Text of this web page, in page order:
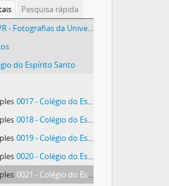
Pesquisa rápida
da Universidade de Évora
do Espírito Santo
0017 - Colégio do Espírito Santo, espaços exteriores
0018 - Colégio do Espírito Santo, espaços exteriores
0019 - Colégio do Espírito Santo, espaços exteriores
0020 - Colégio do Espírito Santo, espaços exteriores
0021 - Colégio do Espírito Santo, espaços exteriores